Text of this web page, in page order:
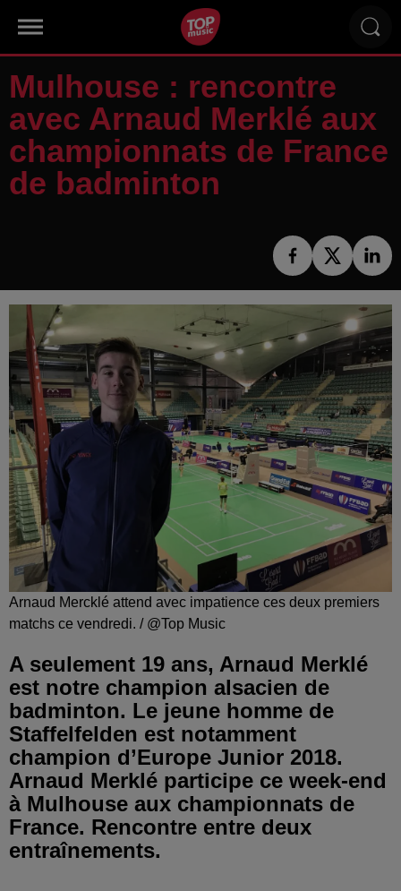
Mulhouse : rencontre
avec Arnaud Merklé aux
championnats de France
de badminton
Arnaud Mercklé attend avec impatience ces deux premiers
matchs ce vendredi. / @Top Music
A seulement 19 ans, Arnaud Merklé
est notre champion alsacien de
badminton. Le jeune homme de
Staffelfelden est notamment
champion d’Europe Junior 2018.
Arnaud Merklé participe ce week-end
à Mulhouse aux championnats de
France. Rencontre entre deux
entraînements.